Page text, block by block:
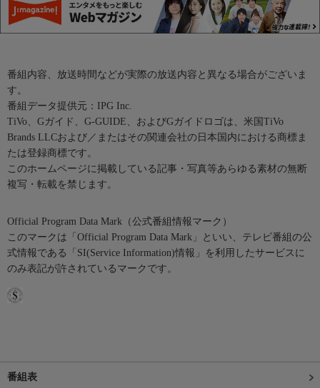
番組内容、放送時間などが実際の放送内容と異なる場合がございま
す。
番組データ提供元：IPG Inc.
TiVo、Gガイド、G-GUIDE、およびGガイドロゴは、米国TiVo
Brands LLCおよび／またはその関連会社の日本国内における商標ま
たは登録商標です。
このホームページに掲載している記事・写真等あらゆる素材の無断
複写・転載を禁じます。
Official Program Data Mark（公式番組情報マーク）
このマークは「Official Program Data Mark」といい、テレビ番組の公
式情報である「SI(Service Information)情報」を利用したサービスに
のみ表記が許されているマークです。
番組表